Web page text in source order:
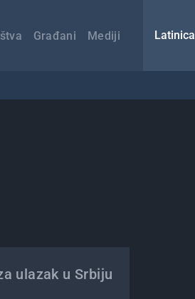
Građani Mediji Latinica
ulazak u Srbiju